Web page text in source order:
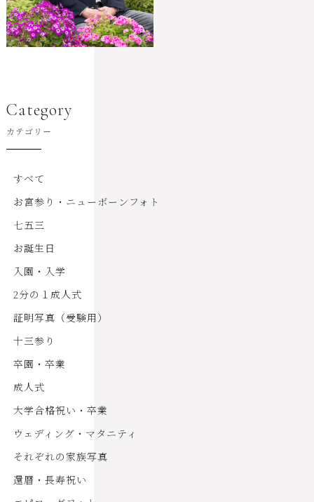
Category
カテゴリー
すべて
お宮参り・ニューボーンフォト
七五三
お誕生日
入園・入学
2分の１成人式
証明写真（受験用）
十三参り
卒園・卒業
成人式
大学合格祝い・卒業
ウェディング・マタニティ
それぞれの家族写真
還暦・長寿祝い